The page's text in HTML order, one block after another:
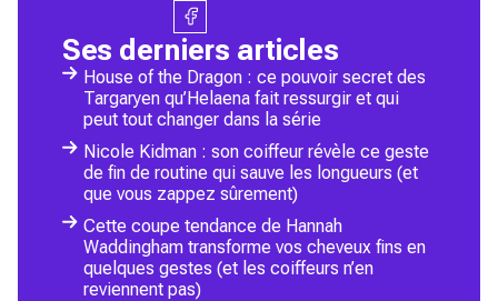
Ses derniers articles
House of the Dragon : ce pouvoir secret des
Targaryen qu’Helaena fait ressurgir et qui
peut tout changer dans la série
Nicole Kidman : son coiffeur révèle ce geste
de fin de routine qui sauve les longueurs (et
que vous zappez sûrement)
Cette coupe tendance de Hannah
Waddingham transforme vos cheveux fins en
quelques gestes (et les coiffeurs n’en
reviennent pas)